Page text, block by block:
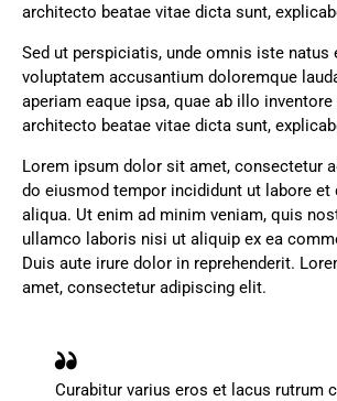
architecto beatae vitae dicta sunt,
Sed ut perspiciatis, unde omnis iste natus
voluptatem accusantium doloremque
aperiam eaque ipsa, quae ab illo
architecto beatae vitae dicta sunt,
Lorem ipsum dolor sit amet, consectetur
do eiusmod tempor incididunt ut labore et
aliqua. Ut enim ad minim veniam, quis
ullamco laboris nisi ut aliquip ex ea
Duis aute irure dolor in reprehenderit.
amet, consectetur adipiscing elit.
Curabitur varius eros et lacus rutrum